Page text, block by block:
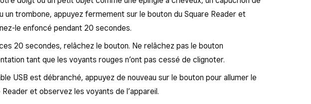
.
surVider le cacheet fermez les
votre appareil mobile en l’éteignant, puis en le rallumant.
un trombone, appuyez fermement sur le bouton du Square Reader et
le enfoncé pendant 20 secondes.
20 secondes, relâchez le bouton. Ne relâchez pas le bouton
tant que les voyants rouges n’ont pas cessé de clignoter.
USB est débranché, appuyez de nouveau sur le bouton pour allumer le
Reader et observez les voyants de l’appareil.